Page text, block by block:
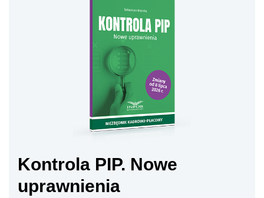
Kontrola PIP. Nowe
uprawnienia